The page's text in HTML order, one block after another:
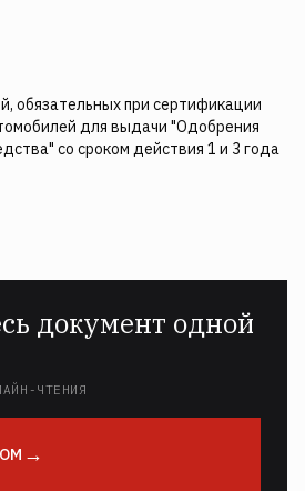
обязательных при сертификации
для выдачи "Одобрения
со сроком действия 1 и 3 года
документ одной
ЧТЕНИЯ